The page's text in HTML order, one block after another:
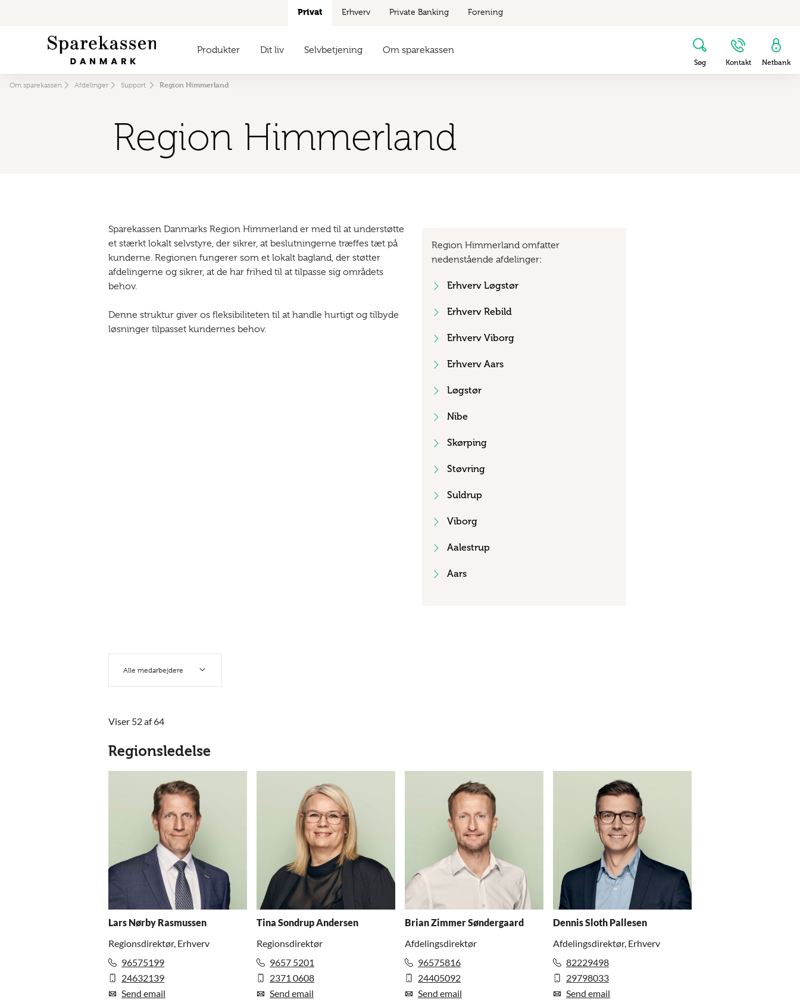
Om sparekassen Afdelinger Support Region Himmerland
Privat Erhverv Private Banking Forening
Produkter Dit liv Selvbetjening Om sparekassen
Søg Kontakt Netbank
Region Himmerland
Sparekassen Danmarks Region Himmerland er med til at understøtte
et stærkt lokalt selvstyre, der sikrer, at beslutningerne træffes tæt på
kunderne. Regionen fungerer som et lokalt bagland, der støtter
afdelingerne og sikrer, at de har frihed til at tilpasse sig områdets
behov.
Denne struktur giver os fleksibiliteten til at handle hurtigt og tilbyde
løsninger tilpasset kundernes behov.
Region Himmerland omfatter
nedenstående afdelinger:
Erhverv Løgstør
Erhverv Rebild
Erhverv Viborg
Erhverv Aars
Løgstør
Nibe
Skørping
Støvring
Suldrup
Viborg
Aalestrup
Aars
Alle medarbejdere
Viser 52 af 64
Regionsledelse
Lars Nørby Rasmussen
Regionsdirektør, Erhverv
96575199
24632139
Send email
Tina Sondrup Andersen
Regionsdirektør
9657 5201
2371 0608
Send email
Brian Zimmer Søndergaard
Afdelingsdirektør
96575816
24405092
Send email
Dennis Sloth Pallesen
Afdelingsdirektør, Erhverv
82229498
29798033
Send email